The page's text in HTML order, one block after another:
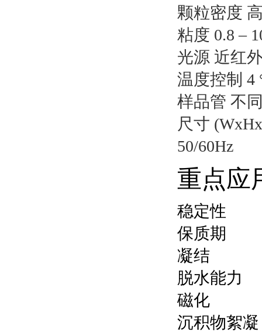
颗粒密度
粘度 0.8 –
光源 近红
温度控制 4
样品管 不
尺寸
50/60Hz
重点应
稳定性
保质期
凝结
脱水能力
磁化
沉积物絮凝